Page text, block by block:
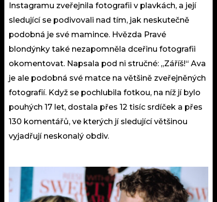
Instagramu zveřejnila fotografii v plavkách, a její
sledující se podivovali nad tím, jak neskutečně
podobná je své mamince. Hvězda Pravé
blondýnky také nezapomněla dceřinu fotografii
okomentovat. Napsala pod ni stručné: „Záříš!“ Ava
je ale podobná své matce na většině zveřejněných
fotografií. Když se pochlubila fotkou, na níž jí bylo
pouhých 17 let, dostala přes 12 tisíc srdíček a přes
130 komentářů, ve kterých jí sledující většinou
vyjadřují neskonalý obdiv.